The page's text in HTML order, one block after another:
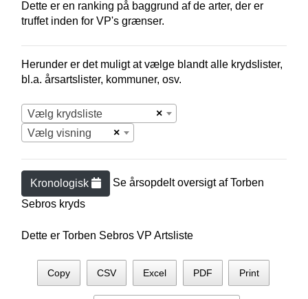
Dette er en ranking på baggrund af de arter, der er
truffet inden for VP's grænser.
Herunder er det muligt at vælge blandt alle krydslister,
bl.a. årsartslister, kommuner, osv.
×
Vælg krydsliste
×
Vælg visning
Kronologisk Se årsopdelt oversigt afTorben
Sebros kryds
Dette er Torben Sebros VP Artsliste
Copy CSV Excel PDF Print